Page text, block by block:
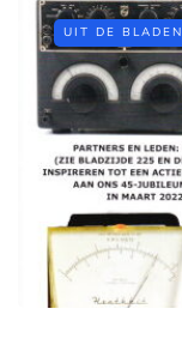
UIT DE BLADEN